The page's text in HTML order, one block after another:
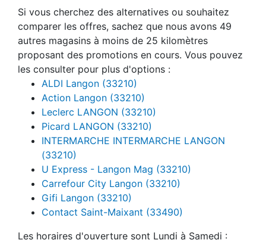
Si vous cherchez des alternatives ou souhaitez
comparer les offres, sachez que nous avons 49
autres magasins à moins de 25 kilomètres
proposant des promotions en cours. Vous pouvez
les consulter pour plus d'options :
ALDI Langon (33210)
Action Langon (33210)
Leclerc LANGON (33210)
Picard LANGON (33210)
INTERMARCHE INTERMARCHE LANGON
(33210)
U Express - Langon Mag (33210)
Carrefour City Langon (33210)
Gifi Langon (33210)
Contact Saint-Maixant (33490)
Les horaires d'ouverture sont Lundi à Samedi :